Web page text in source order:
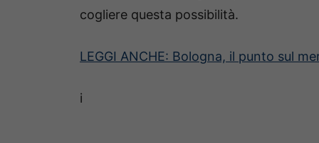
cogliere questa possibilità.
LEGGI ANCHE: Bologna, il punto sul
i